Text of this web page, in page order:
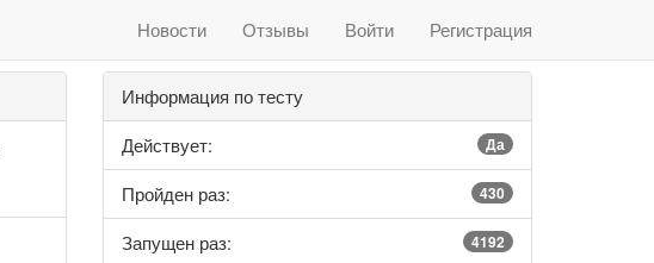
Новости Отзывы Войти Регистрация
Информация по тесту
Действует:
Да
Пройден раз: 430
Запущен раз: 4192